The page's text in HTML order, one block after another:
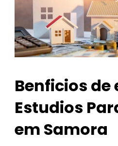
Benficios
Estudios
em Samora